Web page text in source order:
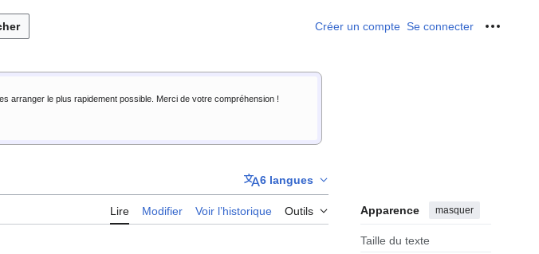
Créer un compte Se connecter Outils
arranger le plus rapidement possible. Merci de votre compréhension !
6 langues
Lire Modifier Voir l’historique Outils Apparence masquer
Taille du texte